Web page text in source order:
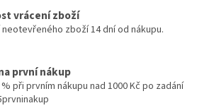
vrácení zboží
neotevřeného zboží 14 dní od nákupu.
první nákup
při prvním nákupu nad 1000 Kč po zadání